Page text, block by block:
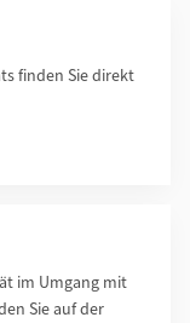
finden Sie direkt
im Umgang mit
Sie auf der